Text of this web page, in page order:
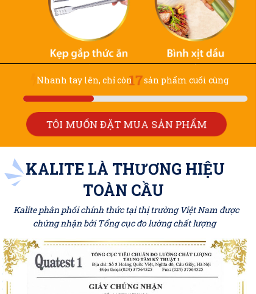
Nhanh tay lên, chỉ còn17sản phẩm cuối cùng
TÔI MUỐN ĐẶT MUA SẢN PHẨM
KALITE LÀ THƯƠNG HIỆU
TOÀN CẦU
Kalite phân phối chính thức tại thị trường Việt Nam được
chứng nhận bởi Tổng cục đo lường chất lượng